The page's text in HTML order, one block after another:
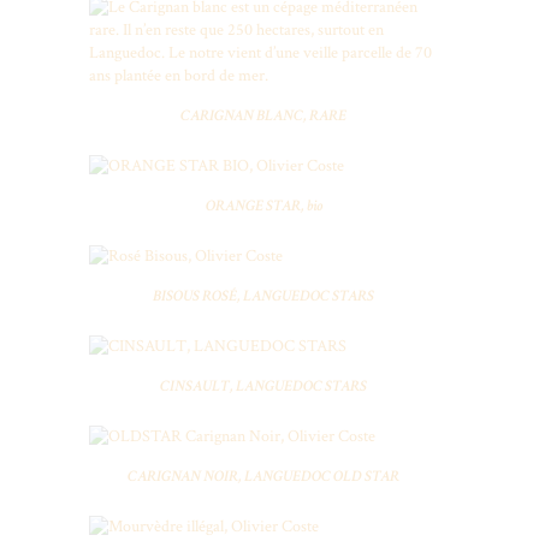
CARIGNAN BLANC, RARE
ORANGE STAR, bio
BISOUS ROSÉ, LANGUEDOC STARS
CINSAULT, LANGUEDOC STARS
CARIGNAN NOIR, LANGUEDOC OLD STAR